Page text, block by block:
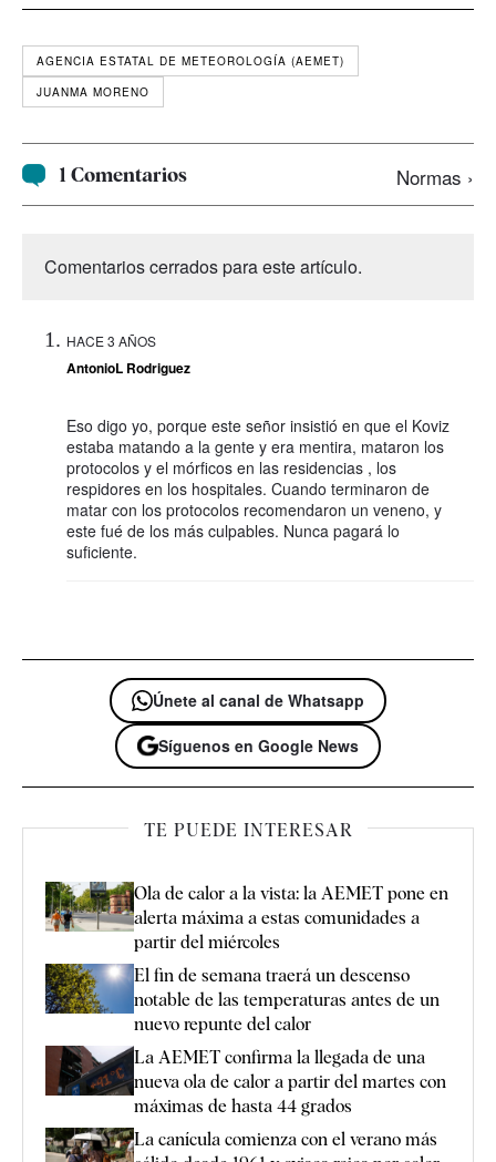
AGENCIA ESTATAL DE METEOROLOGÍA (AEMET)
JUANMA MORENO
1 Comentarios Normas ›
Comentarios cerrados para este artículo.
HACE 3 AÑOS
AntonioL Rodriguez
Eso digo yo, porque este señor insistió en que el Koviz
estaba matando a la gente y era mentira, mataron los
protocolos y el mórficos en las residencias , los
respidores en los hospitales. Cuando terminaron de
matar con los protocolos recomendaron un veneno, y
este fué de los más culpables. Nunca pagará lo
suficiente.
Únete al canal de Whatsapp
Síguenos en Google News
TE PUEDE INTERESAR
Ola de calor a la vista: la AEMET pone en
alerta máxima a estas comunidades a
partir del miércoles
El fin de semana traerá un descenso
notable de las temperaturas antes de un
nuevo repunte del calor
La AEMET confirma la llegada de una
nueva ola de calor a partir del martes con
máximas de hasta 44 grados
La canícula comienza con el verano más